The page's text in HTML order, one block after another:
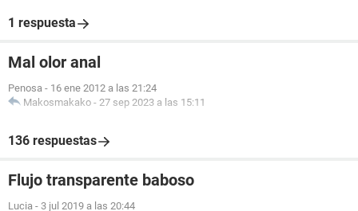
1 respuesta
Mal olor anal
Penosa - 16 ene 2012 a las 21:24
Makosmakako - 27 sep 2023 a las 15:11
136 respuestas
Flujo transparente baboso
Lucia - 3 jul 2019 a las 20:44